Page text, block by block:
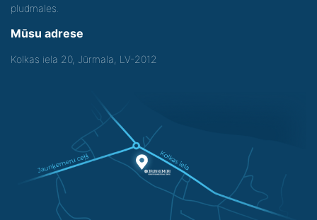
pludmales.
Mūsu adrese
Kolkas iela 20, Jūrmala, LV-2012